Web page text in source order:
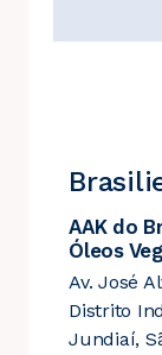
AAK do
Óleos
Av. José
Distrito
Jundiaí,